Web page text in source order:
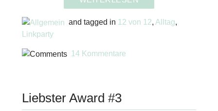
and tagged in 12 von 12, Alltag,
Linkparty
14 Kommentare
Liebster Award #3